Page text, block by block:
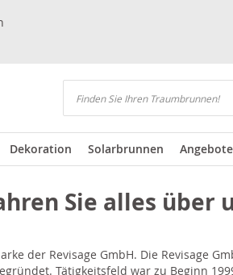
Suchen
Dekoration Solarbrunnen Angebote
Sie alles über
der Revisage GmbH. Die Revisage
Tätigkeitsfeld war zu Beginn